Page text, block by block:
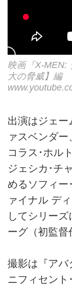
映画『X-MEN:
大の脅威】編
出演はジェー
ァスベンダ
コラス･ホル
ジェシカ･チ
めるソフィー
ァイナル デ
してシリー
ーグ（初監督
撮影は『アバ
ニフィセント